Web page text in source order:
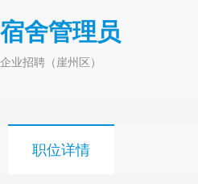
宿舍管理员
企业招聘（崖州区）
职位详情